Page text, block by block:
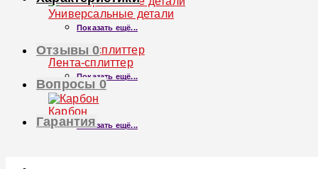
Универсальные детали
Показать ещё...
Лента-сплиттер
Показать ещё...
Карбон
Показать ещё...
Отзывы0
Вопросы 0
Гарантия